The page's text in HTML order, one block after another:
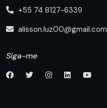
+55 74 8127-6339
alisson.luz00@gmail.com
Siga-me